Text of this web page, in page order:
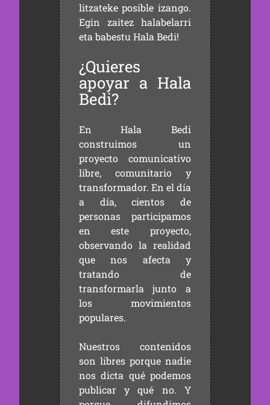
litzateke posible izango.
Egin zaitez halabelarri
eta babestu Hala Bedi!
¿Quieres
apoyar a Hala
Bedi?
En Hala Bedi
construimos un
proyecto comunicativo
libre, comunitario y
transformador. En el día
a día, cientos de
personas participamos
en este proyecto,
observando la realidad
que nos afecta y
tratando de
transformarla junto a
los movimientos
populares.
Nuestros contenidos
son libres porque nadie
nos dicta qué podemos
publicar y qué no. Y